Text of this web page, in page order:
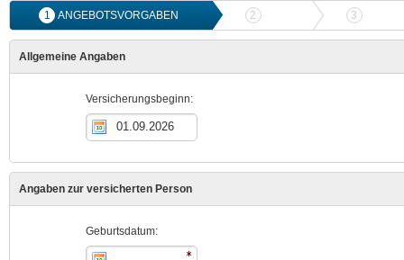
1 ANGEBOTSVORGABEN 2 ANGEBOTSVERGLEICH
3
Allgemeine Angaben
Versicherungsbeginn:
Angaben zur versicherten Person
Geburtsdatum: